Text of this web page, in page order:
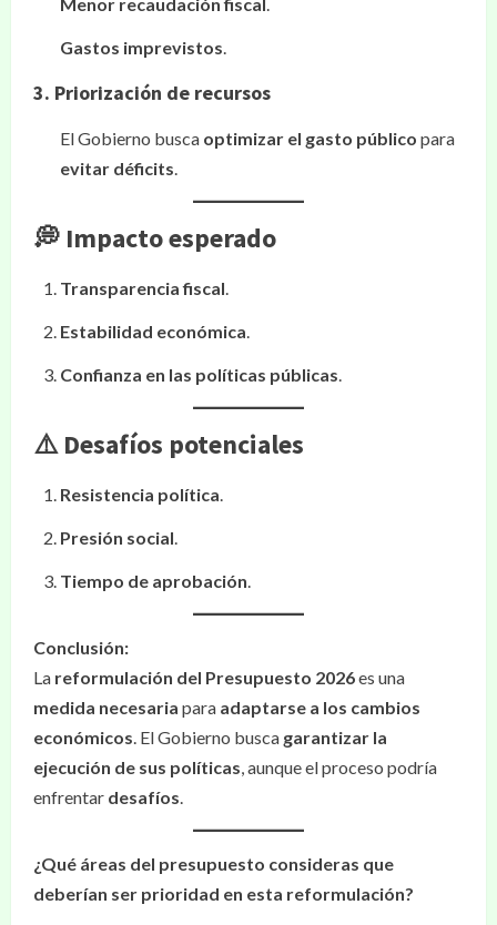
Gastos imprevistos.
3. Priorización de recursos
El Gobierno busca optimizar el gasto público para
evitar déficits.
💭 Impacto esperado
Transparencia fiscal.
Estabilidad económica.
Confianza en las políticas públicas.
⚠️ Desafíos potenciales
Resistencia política.
Presión social.
Tiempo de aprobación.
Conclusión:
La reformulación del Presupuesto 2026es una
medida necesaria para adaptarse a los cambios
económicos. El Gobierno busca garantizar la
ejecución de sus políticas, aunque el proceso podría
enfrentar desafíos.
¿Qué áreas del presupuesto consideras que
deberían ser prioridad en esta reformulación?